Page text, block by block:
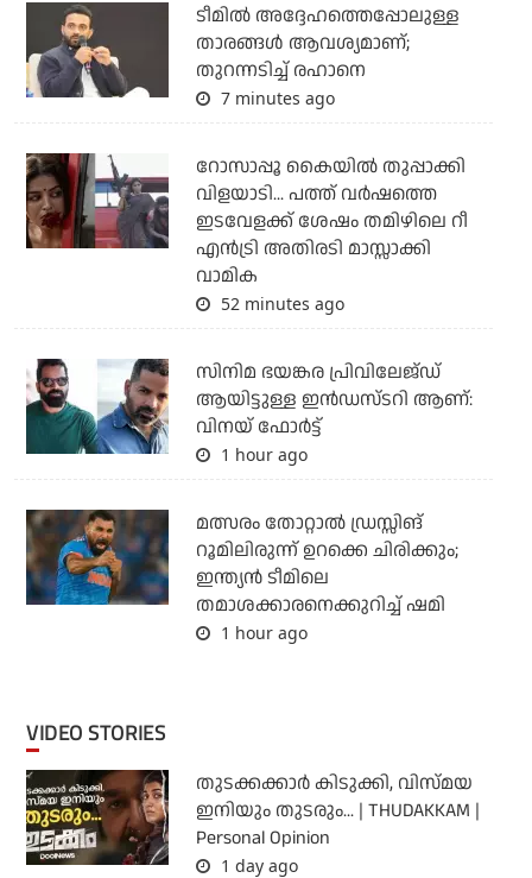
ടീമില്‍ അദ്ദേഹത്തെപ്പോലുള്ള
താരങ്ങള്‍ ആവശ്യമാണ്;
തുറന്നടിച്ച് രഹാനെ
7 minutes ago
റോസാപ്പൂ കൈയില്‍ തുപ്പാക്കി
വിളയാടി... പത്ത് വര്‍ഷത്തെ
ഇടവേളക്ക് ശേഷം തമിഴിലെ റീ
എന്‍ട്രി അതിരടി മാസ്സാക്കി
വാമിക
52 minutes ago
സിനിമ ഭയങ്കര പ്രിവിലേജ്ഡ്
ആയിട്ടുള്ള ഇൻഡസ്ടറി ആണ്:
വിനയ് ഫോർട്ട്
1 hour ago
മത്സരം തോറ്റാല്‍ ഡ്രസ്സിങ്
റൂമിലിരുന്ന് ഉറക്കെ ചിരിക്കും;
ഇന്ത്യന്‍ ടീമിലെ
തമാശക്കാരനെക്കുറിച്ച് ഷമി
1 hour ago
VIDEO STORIES
തുടക്കക്കാര്‍ കിടുക്കി, വിസ്മയ
ഇനിയും തുടരും... | THUDAKKAM |
Personal Opinion
1 day ago